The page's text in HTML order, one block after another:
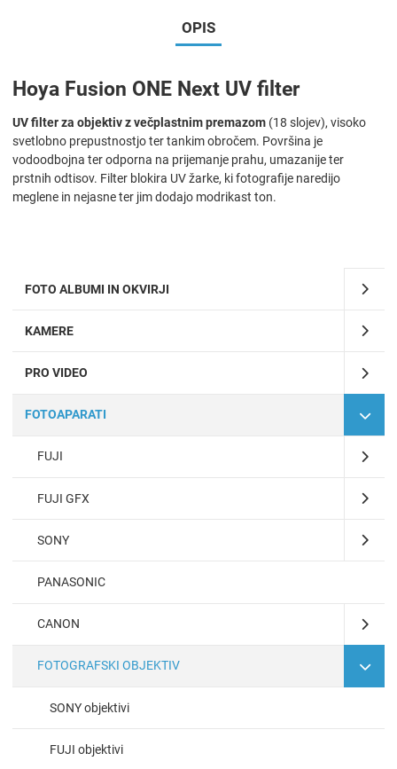
FOTO ALBUMI IN OKVIRJI
KAMERE
PRO VIDEO
FOTOAPARATI
FUJI
FUJI GFX
SONY
PANASONIC
CANON
FOTOGRAFSKI OBJEKTIV
SONY objektivi
FUJI objektivi
OPIS
Hoya Fusion ONE Next UV filter
UV filter za objektiv z večplastnim premazom (18 slojev), visoko
svetlobno prepustnostjo ter tankim obročem. Površina je
vodoodbojna ter odporna na prijemanje prahu, umazanije ter
prstnih odtisov. Filter blokira UV žarke, ki fotografije naredijo
meglene in nejasne ter jim dodajo modrikast ton.